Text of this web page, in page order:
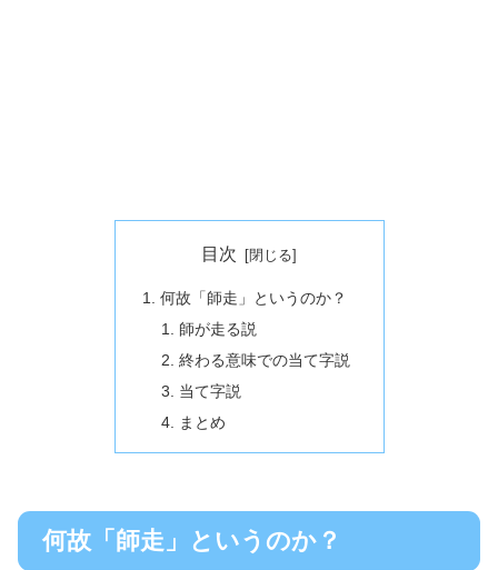
目次
何故「師走」というのか？
師が走る説
終わる意味での当て字説
当て字説
まとめ
何故「師走」というのか？